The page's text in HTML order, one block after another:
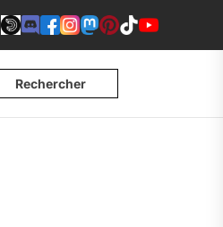
Rechercher